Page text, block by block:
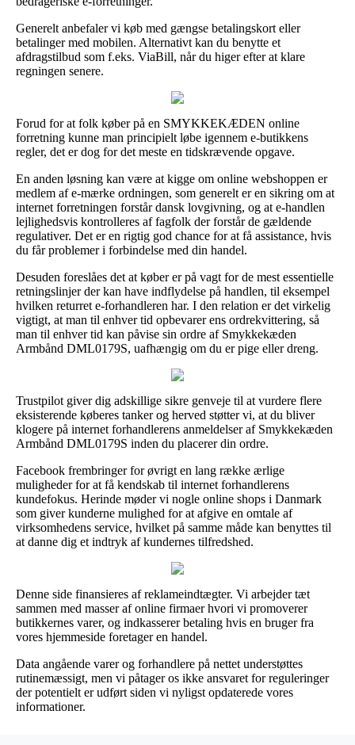
Generelt anbefaler vi køb med gængse betalingskort eller
betalinger med mobilen. Alternativt kan du benytte et
afdragstilbud som f.eks. ViaBill, når du higer efter at klare
regningen senere.
Forud for at folk køber på en SMYKKEKÆDEN online
forretning kunne man principielt løbe igennem e-butikkens
regler, det er dog for det meste en tidskrævende opgave.
En anden løsning kan være at kigge om online webshoppen er
medlem af e-mærke ordningen, som generelt er en sikring om at
internet forretningen forstår dansk lovgivning, og at e-handlen
lejlighedsvis kontrolleres af fagfolk der forstår de gældende
regulativer. Det er en rigtig god chance for at få assistance, hvis
du får problemer i forbindelse med din handel.
Desuden foreslåes det at køber er på vagt for de mest essentielle
retningslinjer der kan have indflydelse på handlen, til eksempel
hvilken returret e-forhandleren har. I den relation er det virkelig
vigtigt, at man til enhver tid opbevarer ens ordrekvittering, så
man til enhver tid kan påvise sin ordre af Smykkekæden
Armbånd DML0179S, uafhængig om du er pige eller dreng.
Trustpilot giver dig adskillige sikre genveje til at vurdere flere
eksisterende køberes tanker og herved støtter vi, at du bliver
klogere på internet forhandlerens anmeldelser af Smykkekæden
Armbånd DML0179S inden du placerer din ordre.
Facebook frembringer for øvrigt en lang række ærlige
muligheder for at få kendskab til internet forhandlerens
kundefokus. Herinde møder vi nogle online shops i Danmark
som giver kunderne mulighed for at afgive en omtale af
virksomhedens service, hvilket på samme måde kan benyttes til
at danne dig et indtryk af kundernes tilfredshed.
Denne side finansieres af reklameindtægter. Vi arbejder tæt
sammen med masser af online firmaer hvori vi promoverer
butikkernes varer, og indkasserer betaling hvis en bruger fra
vores hjemmeside foretager en handel.
Data angående varer og forhandlere på nettet understøttes
rutinemæssigt, men vi påtager os ikke ansvaret for reguleringer
der potentielt er udført siden vi nyligst opdaterede vores
informationer.